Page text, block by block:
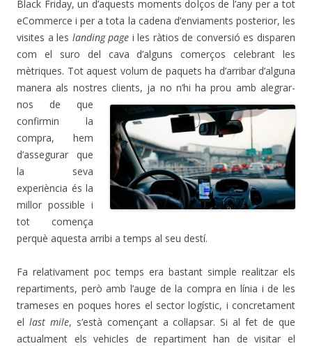
Black Friday, un d’aquests moments dolços de l’any per a tot
eCommerce i per a tota la cadena d’enviaments posterior, les
visites a les landing page i les ràtios de conversió es disparen
com el suro del cava d’alguns comerços celebrant les
mètriques. Tot aquest volum de paquets ha d’arribar d’alguna
manera als nostres clients, ja no n’hi ha prou amb alegrar-
nos de que
confirmin la
compra, hem
d’assegurar que
la seva
experiència és la
millor possible i
tot comença
perquè aquesta arribi a temps al seu destí.
Fa relativament poc temps era bastant simple realitzar els
repartiments, però amb l’auge de la compra en línia i de les
trameses en poques hores el sector logístic, i concretament
el last mile, s’està començant a col·lapsar.Si al fet de que
actualment els vehicles de repartiment han de visitar el